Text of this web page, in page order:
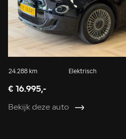
24.288 km Elektrisch
€ 16.995,-
Bekijk deze auto